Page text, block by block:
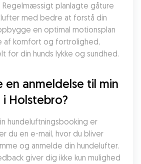
planlagte gåture
med bedre at forstå din
en optimal motionsplan
af komfort og fortrolighed,
for din hunds lykke og sundhed.
en anmeldelse til min
Holstebro?
hundeluftningsbooking er
du en e-mail, hvor du bliver
og anmelde din hundelufter.
giver dig ikke kun mulighed